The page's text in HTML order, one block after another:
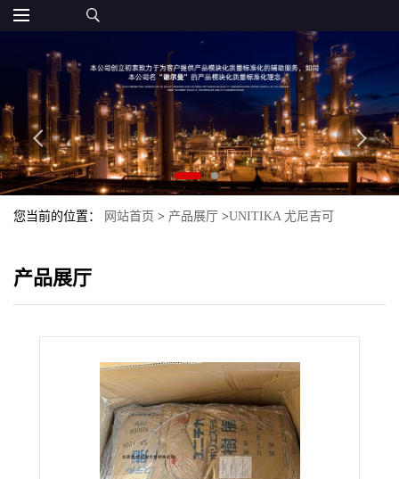
您当前的位置： 网站首页 > 产品展厅 >UNITIKA 尤尼吉可
产品展厅